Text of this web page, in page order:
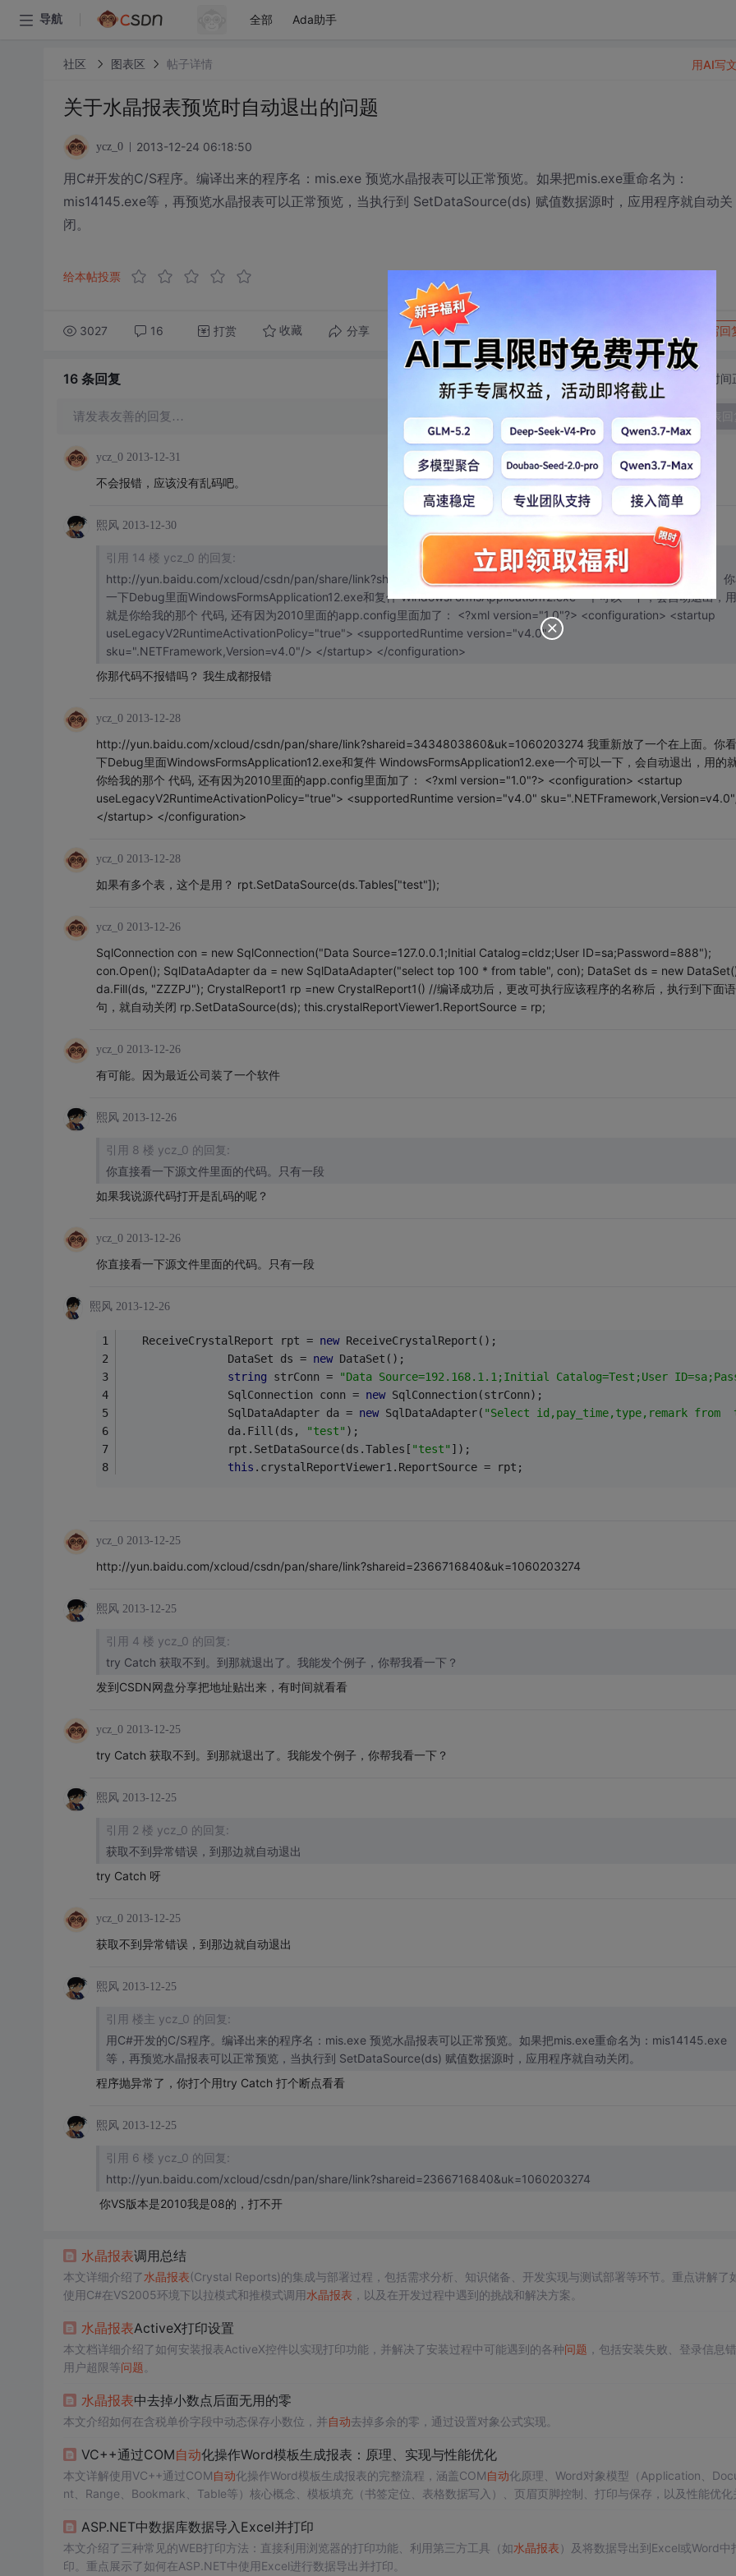
导航 全部 Ada助手
社区 图表区 帖子详情
关于水晶报表预览时自动退出的问题
ycz_0 2013-12-24 06:18:50
用C#开发的C/S程序。编译出来的程序名：mis.exe 预览水晶报表可以正常预览。如果把mis.exe重命名为：
mis14145.exe等，再预览水晶报表可以正常预览，当执行到 SetDataSource(ds) 赋值数据源时，应用程序就自动关
闭。
给本帖投票
3027 16 打赏 收藏 分享 转发到动态 写回
用AI写
16 条回复 切换为时间
请发表友善的回复…
ycz_0 2013-12-31
不会报错，应该没有乱码吧。
熙风 2013-12-30
引用 14 楼 ycz_0 的回复:
http://yun.baidu.com/xcloud/csdn/pan/share/link?shareid=3434803860&uk=1060203274 我重新放了一个在上面。你
一下Debug里面WindowsFormsApplication12.exe和复件 WindowsFormsApplication12.exe一个可以一下，会自动退出，
就是你给我的那个 代码, 还有因为2010里面的app.config里面加了： <?xml version="1.0"?> <configuration> <startup
useLegacyV2RuntimeActivationPolicy="true"> <supportedRuntime version="v4.0"
sku=".NETFramework,Version=v4.0"/> </startup> </configuration>
你那代码不报错吗？ 我生成都报错
ycz_0 2013-12-28
http://yun.baidu.com/xcloud/csdn/pan/share/link?shareid=3434803860&uk=1060203274 我重新放了一个在上面。你
下Debug里面WindowsFormsApplication12.exe和复件 WindowsFormsApplication12.exe一个可以一下，会自动退出，用的
你给我的那个 代码, 还有因为2010里面的app.config里面加了： <?xml version="1.0"?> <configuration> <startup
useLegacyV2RuntimeActivationPolicy="true"> <supportedRuntime version="v4.0"
</startup> </configuration>
ycz_0 2013-12-28
如果有多个表，这个是用？ rpt.SetDataSource(ds.Tables["test"]);
ycz_0 2013-12-26
SqlConnection con = new SqlConnection("Data Source=127.0.0.1;Initial Catalog=cldz;User ID=sa;Password=888");
con.Open(); SqlDataAdapter da = new SqlDataAdapter("select top 100 * from table", con); DataSet ds = new
da.Fill(ds, "ZZZPJ"); CrystalReport1 rp =new CrystalReport1() //编译成功后，更改可执行应该程序的名称后，执行到下面语
句，就自动关闭 rp.SetDataSource(ds); this.crystalReportViewer1.ReportSource = rp;
ycz_0 2013-12-26
有可能。因为最近公司装了一个软件
熙风 2013-12-26
引用 8 楼 ycz_0 的回复:
你直接看一下源文件里面的代码。只有一段
如果我说源代码打开是乱码的呢？
ycz_0 2013-12-26
你直接看一下源文件里面的代码。只有一段
熙风 2013-12-26
   ReceiveCrystalReport rpt =
new ReceiveCrystalReport();
                DataSet ds =
new DataSet();
string strConn = "Data Source=192.168.1.1;Initial Catalog=Test;User
                SqlConnection conn =
new SqlConnection(strConn);
                SqlDataAdapter da =
new SqlDataAdapter( "Select id,pay_time,type,remark from
                da.Fill(ds,
"test" );
                rpt.SetDataSource(ds.Tables[
"test" ]);
this .crystalReportViewer1.ReportSource = rpt;
ycz_0 2013-12-25
http://yun.baidu.com/xcloud/csdn/pan/share/link?shareid=2366716840&uk=1060203274
熙风 2013-12-25
引用 4 楼 ycz_0 的回复:
try Catch 获取不到。到那就退出了。我能发个例子，你帮我看一下？
发到CSDN网盘分享把地址贴出来，有时间就看看
ycz_0 2013-12-25
try Catch 获取不到。到那就退出了。我能发个例子，你帮我看一下？
熙风 2013-12-25
引用 2 楼 ycz_0 的回复:
获取不到异常错误，到那边就自动退出
try Catch 呀
ycz_0 2013-12-25
获取不到异常错误，到那边就自动退出
熙风 2013-12-25
引用 楼主 ycz_0 的回复:
用C#开发的C/S程序。编译出来的程序名：mis.exe 预览水晶报表可以正常预览。如果把mis.exe重命名为：mis14145.exe
等，再预览水晶报表可以正常预览，当执行到 SetDataSource(ds) 赋值数据源时，应用程序就自动关闭。
程序抛异常了，你打个用try Catch 打个断点看看
熙风 2013-12-25
引用 6 楼 ycz_0 的回复:
http://yun.baidu.com/xcloud/csdn/pan/share/link?shareid=2366716840&uk=1060203274
你VS版本是2010我是08的，打不开
水晶报表调用总结
本文详细介绍了水晶报表(Crystal Reports)的集成与部署过程，包括需求分析、知识储备、开发实现与测试部署等环节。重点讲解了
使用C#在VS2005环境下以拉模式和推模式调用水晶报表 ，以及在开发过程中遇到的挑战和解决方案。
水晶报表ActiveX打印设置
本文档详细介绍了如何安装报表ActiveX控件以实现打印功能，并解决了安装过程中可能遇到的各种问题 ，包括安装失败、登录信息错
用户超限等问题
水晶报表中去掉小数点后面无用的零
本文介绍如何在含税单价字段中动态保存小数位，并自动去掉多余的零，通过设置对象公式实现。
VC++通过COM自动化操作Word模板生成报表：原理、实现与性能优化
本文详解使用VC++通过COM自动化操作Word模板生成报表的完整流程，涵盖COM自动化原理、Word对象模型（Application、
nt、Range、Bookmark、Table等）核心概念、模板填充（书签定位、表格数据写入）、页眉页脚控制、打印与保存，以及性能优化
ASP.NET中数据库数据导入Excel并打印
本文介绍了三种常见的WEB打印方法：直接利用浏览器的打印功能、利用第三方工具（如水晶报表 ）及将数据导出到Excel或Word中
印。重点展示了如何在ASP.NET中使用Excel进行数据导出并打印。